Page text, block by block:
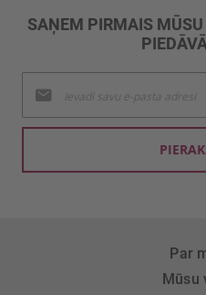
SAŅEM PIRMAIS
jaunumu
saņemšanai:
Par
Mūsu